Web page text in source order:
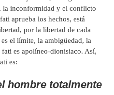
la inconformidad y el conflicto
aprueba los hechos, está
por la libertad de cada
el límite, la ambigüedad, la
es apolíneo-dionisiaco. Así,
es:
hombre totalmente